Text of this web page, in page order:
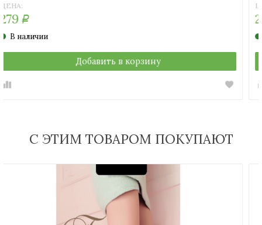
ЦЕНА:
279
В наличии
Добавить в корзину
С ЭТИМ ТОВАРОМ ПОКУПАЮТ